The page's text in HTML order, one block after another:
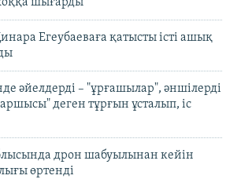
Егеубаеваға қатысты істі ашық
әйелдерді – "ұрғашылар", әншілерді
деген тұрғын ұсталып, іс
дрон шабуылынан кейін
өртенді